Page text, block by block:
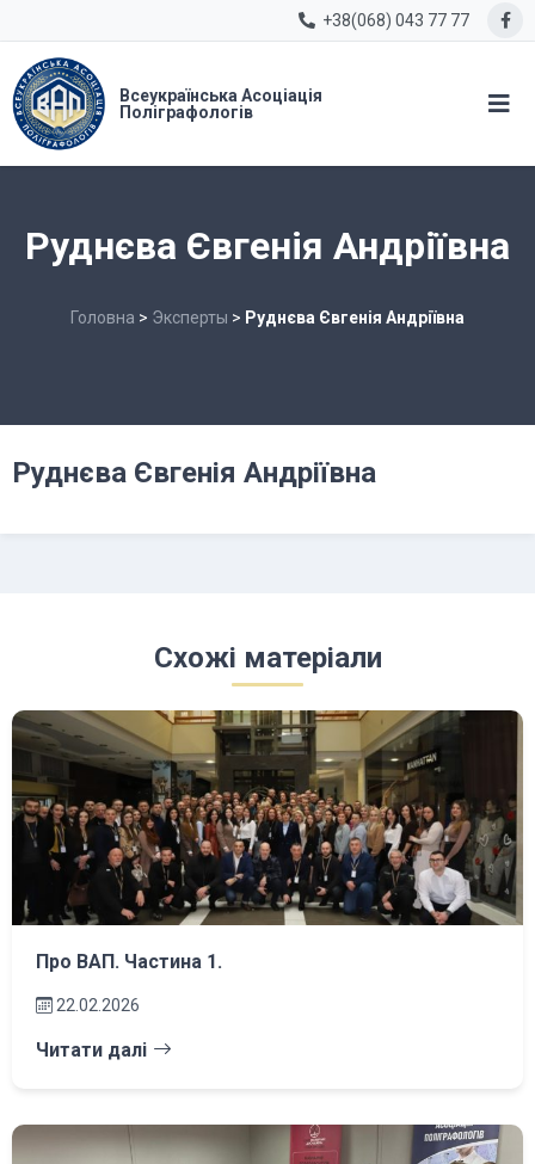
+38(068) 043 77 77
Всеукраїнська Асоціація
Поліграфологів
Руднєва Євгенія Андріївна
Головна > Эксперты > Руднєва Євгенія Андріївна
Руднєва Євгенія Андріївна
Схожі матеріали
Про ВАП. Частина 1.
22.02.2026
Читати далі